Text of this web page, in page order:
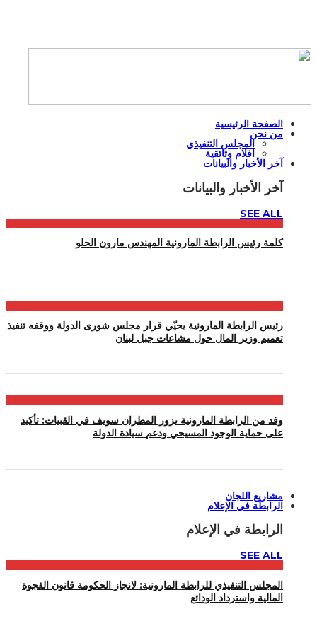
الصفحة الرئيسية
من نحن
المجلس التنفيذي
افلام وثائقية
آخر الأخبار والبيانات
آخر الأخبار والبيانات
SEE ALL
كلمة رئيس الرابطة المارونية المهندس مارون الحلو
رئيس الرابطة المارونية يحيّي قرار مجلس شورى الدولة ووقفه تنفيذ
تعميم وزير المال حول مشاعات جبل لبنان
وفد من الرابطة المارونية يزور المطران سويف في القبيات: تأكيد
على حماية الوجود المسيحي ودعم سيادة الدولة
مشاريع اللجان
الرابطة في الإعلام
الرابطة في الإعلام
SEE ALL
المجلس التنفيذي للرابطة المارونية: لانجاز الحكومة قانون الفجوة
المالية واسترداد الودائع